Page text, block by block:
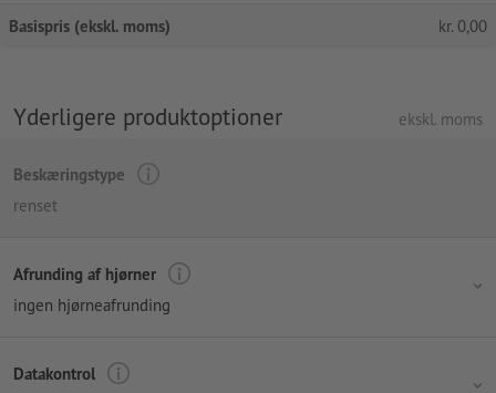
Basispris (ekskl. moms) kr. 0,00
Yderligere produktoptioner ekskl. moms
Beskæringstype
renset
Afrunding af hjørner
ingen hjørneafrunding
Datakontrol